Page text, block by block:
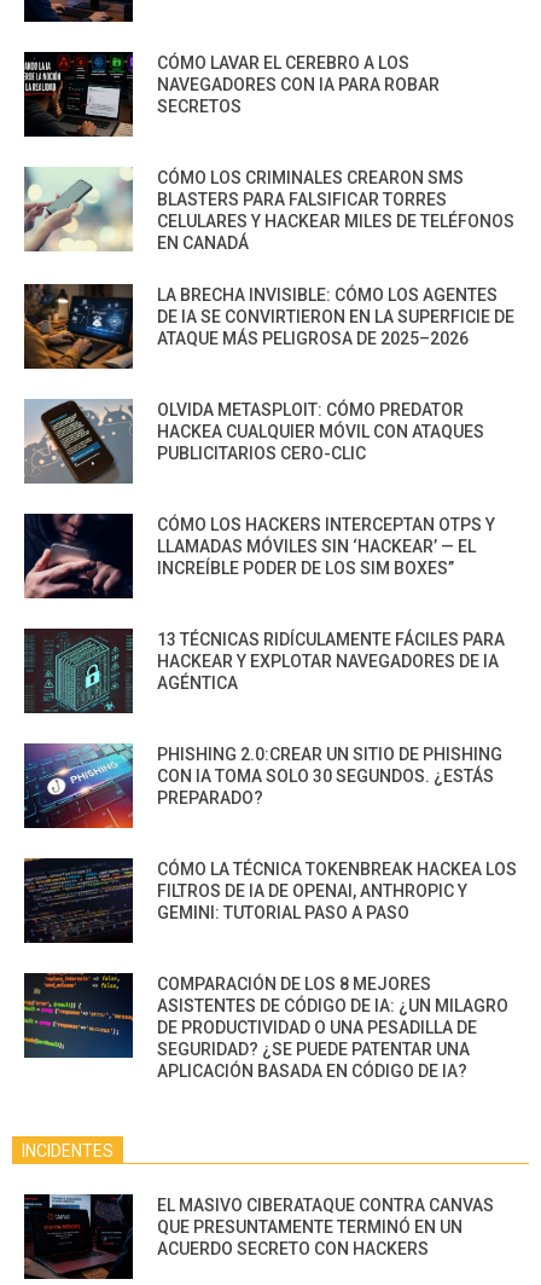
CÓMO LAVAR EL CEREBRO A LOS
NAVEGADORES CON IA PARA ROBAR
SECRETOS
CÓMO LOS CRIMINALES CREARON SMS
BLASTERS PARA FALSIFICAR TORRES
CELULARES Y HACKEAR MILES DE TELÉFONOS
EN CANADÁ
LA BRECHA INVISIBLE: CÓMO LOS AGENTES
DE IA SE CONVIRTIERON EN LA SUPERFICIE DE
ATAQUE MÁS PELIGROSA DE 2025–2026
OLVIDA METASPLOIT: CÓMO PREDATOR
HACKEA CUALQUIER MÓVIL CON ATAQUES
PUBLICITARIOS CERO-CLIC
CÓMO LOS HACKERS INTERCEPTAN OTPS Y
LLAMADAS MÓVILES SIN ‘HACKEAR’ — EL
INCREÍBLE PODER DE LOS SIM BOXES”
13 TÉCNICAS RIDÍCULAMENTE FÁCILES PARA
HACKEAR Y EXPLOTAR NAVEGADORES DE IA
AGÉNTICA
PHISHING 2.0:CREAR UN SITIO DE PHISHING
CON IA TOMA SOLO 30 SEGUNDOS. ¿ESTÁS
PREPARADO?
CÓMO LA TÉCNICA TOKENBREAK HACKEA LOS
FILTROS DE IA DE OPENAI, ANTHROPIC Y
GEMINI: TUTORIAL PASO A PASO
COMPARACIÓN DE LOS 8 MEJORES
ASISTENTES DE CÓDIGO DE IA: ¿UN MILAGRO
DE PRODUCTIVIDAD O UNA PESADILLA DE
SEGURIDAD? ¿SE PUEDE PATENTAR UNA
APLICACIÓN BASADA EN CÓDIGO DE IA?
INCIDENTES
EL MASIVO CIBERATAQUE CONTRA CANVAS
QUE PRESUNTAMENTE TERMINÓ EN UN
ACUERDO SECRETO CON HACKERS